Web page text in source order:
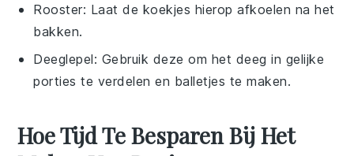
Rooster: Laat de koekjes hierop afkoelen na het
bakken.
Deeglepel: Gebruik deze om het deeg in gelijke
porties te verdelen en balletjes te maken.
Hoe Tijd Te Besparen Bij Het